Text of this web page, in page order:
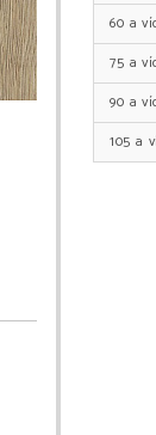
60
75
90
105